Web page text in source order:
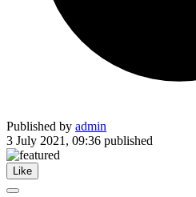
Published by admin
3 July 2021, 09:36 published
Like